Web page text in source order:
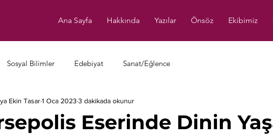
Ana Sayfa Hakkında Yazılar Önsöz Ekibimiz
Sosyal Bilimler Edebiyat Sanat/Eğlence
Eserinde Dinin
Ekin Tasar1 Oca 2023 3 dakikada okunur